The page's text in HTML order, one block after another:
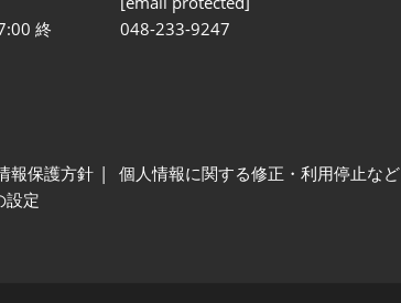
終
048-233-9247
報保護方針 個人情報に関する修正・利用停止など
設定